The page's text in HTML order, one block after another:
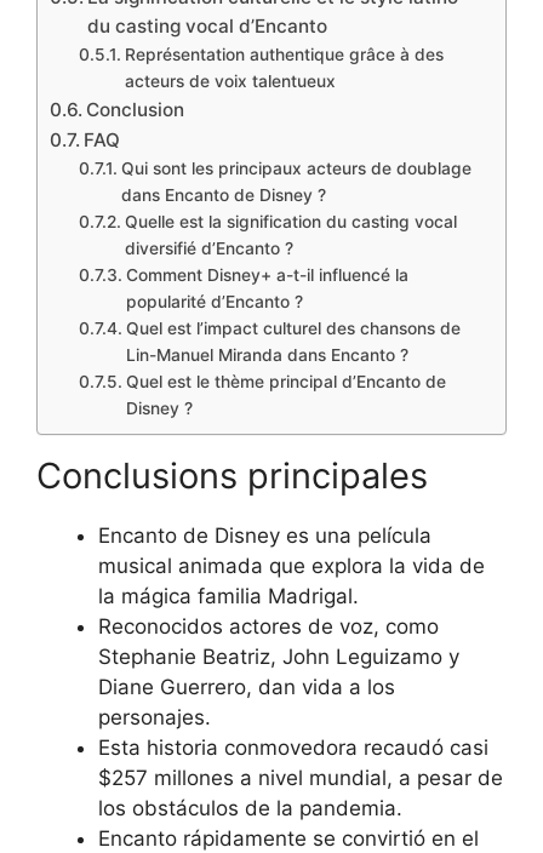
du casting vocal d’Encanto
Représentation authentique grâce à des
acteurs de voix talentueux
Conclusion
FAQ
Qui sont les principaux acteurs de doublage
dans Encanto de Disney ?
Quelle est la signification du casting vocal
diversifié d’Encanto ?
Comment Disney+ a-t-il influencé la
popularité d’Encanto ?
Quel est l’impact culturel des chansons de
Lin-Manuel Miranda dans Encanto ?
Quel est le thème principal d’Encanto de
Disney ?
Conclusions principales
Encanto de Disney es una película
musical animada que explora la vida de
la mágica familia Madrigal.
Reconocidos actores de voz, como
Stephanie Beatriz, John Leguizamo y
Diane Guerrero, dan vida a los
personajes.
Esta historia conmovedora recaudó casi
$257 millones a nivel mundial, a pesar de
los obstáculos de la pandemia.
Encanto rápidamente se convirtió en el